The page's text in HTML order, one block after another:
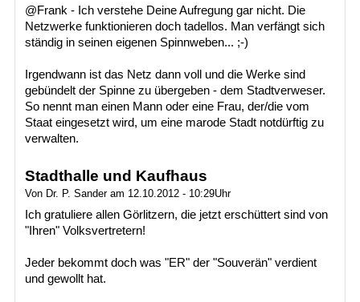
@Frank - Ich verstehe Deine Aufregung gar nicht. Die
Netzwerke funktionieren doch tadellos. Man verfängt sich
ständig in seinen eigenen Spinnweben... ;-)
Irgendwann ist das Netz dann voll und die Werke sind
gebündelt der Spinne zu übergeben - dem Stadtverweser.
So nennt man einen Mann oder eine Frau, der/die vom
Staat eingesetzt wird, um eine marode Stadt notdürftig zu
verwalten.
Stadthalle und Kaufhaus
Von Dr. P. Sander am 12.10.2012 - 10:29Uhr
Ich gratuliere allen Görlitzern, die jetzt erschüttert sind von
"Ihren" Volksvertretern!
Jeder bekommt doch was "ER" der "Souverän" verdient
und gewollt hat.